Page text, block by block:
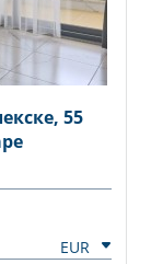
55